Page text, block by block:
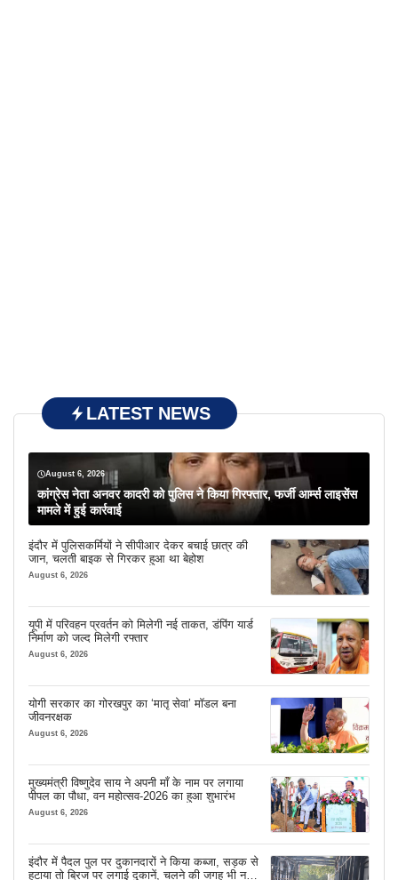
LATEST NEWS
August 6, 2026
कांग्रेस नेता अनवर कादरी को पुलिस ने किया गिरफ्तार, फर्जी आर्म्स लाइसेंस
मामले में हुई कार्रवाई
इंदौर में पुलिसकर्मियों ने सीपीआर देकर बचाई छात्र की
जान, चलती बाइक से गिरकर हुआ था बेहोश
August 6, 2026
यूपी में परिवहन प्रवर्तन को मिलेगी नई ताकत, डंपिंग यार्ड
निर्माण को जल्द मिलेगी रफ्तार
August 6, 2026
योगी सरकार का गोरखपुर का ‘मातृ सेवा’ मॉडल बना
जीवनरक्षक
August 6, 2026
मुख्यमंत्री विष्णुदेव साय ने अपनी माँ के नाम पर लगाया
पीपल का पौधा, वन महोत्सव-2026 का हुआ शुभारंभ
August 6, 2026
इंदौर में पैदल पुल पर दुकानदारों ने किया कब्जा, सड़क से
हटाया तो ब्रिज पर लगाई दुकानें, चलने की जगह भी नहीं